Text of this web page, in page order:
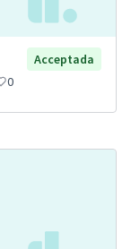
Acceptada
0